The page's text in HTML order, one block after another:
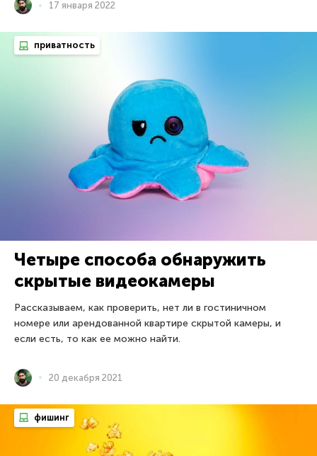
17 января 2022
приватность
Четыре способа обнаружить
скрытые видеокамеры
Рассказываем, как проверить, нет ли в гостиничном
номере или арендованной квартире скрытой камеры, и
если есть, то как ее можно найти.
20 декабря 2021
фишинг